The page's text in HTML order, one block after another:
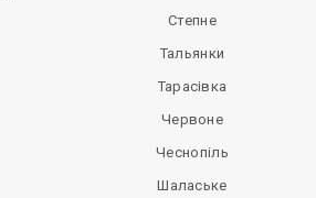
Степне
Тальянки
Тарасівка
Червоне
Чеснопіль
Шалаське